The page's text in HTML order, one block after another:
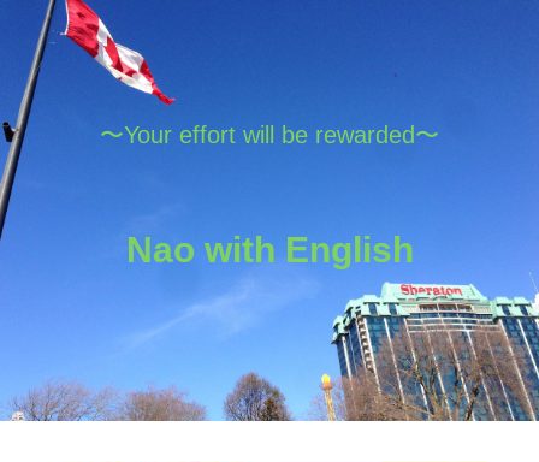
〜Your effort will be rewarded〜
Nao with English